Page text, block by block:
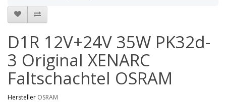
D1R 12V+24V 35W PK32d-
3 Original XENARC
Faltschachtel OSRAM
Hersteller OSRAM